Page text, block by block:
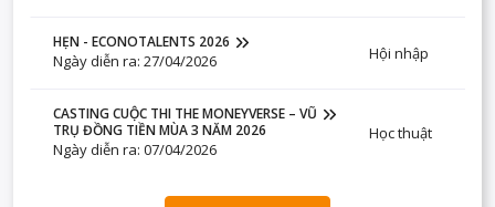
HẸN - ECONOTALENTS 2026
Ngày diễn ra: 27/04/2026 Hội nhập
CASTING CUỘC THI THE MONEYVERSE – VŨ
TRỤ ĐỒNG TIỀN MÙA 3 NĂM 2026
Ngày diễn ra: 07/04/2026
Học thuật